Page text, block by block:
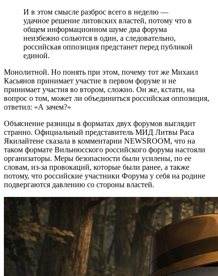
И в этом смысле разброс всего в неделю —
удачное решение литовских властей, потому что в
общем информационном шуме два форума
неизбежно сольются в один, а следовательно,
российская оппозиция предстанет перед публикой
единой.
Монолитной. Но понять при этом, почему тот же Михаил
Касьянов принимает участие в первом форуме и не
принимает участия во втором, сложно. Он же, кстати, на
вопрос о том, может ли объединиться российская оппозиция,
ответил: «А зачем?»
Объяснение разницы в форматах двух форумов выглядит
странно. Официальный представитель МИД Литвы Раса
Якилайтене сказала в комментарии NEWSROOM, что на
таком формате Вильнюсского российского форума настояли
организаторы. Меры безопасности были усилены, по ее
словам, из-за провокаций, которые были ранее, а также
потому, что российские участники Форума у себя на родине
подвергаются давлению со стороны властей.